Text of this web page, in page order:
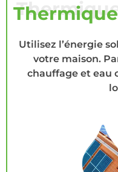
Utilisez l’énergie
votre maison.
chauffage et eau